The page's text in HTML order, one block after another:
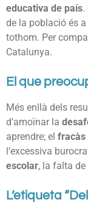
educativa de país.
de la població és
tothom. Per
Catalunya.
El que
Més enllà dels
d’amoïnar la
aprendre; el fracàs
l’excessiva
escolar, la falta de
L’etiqueta